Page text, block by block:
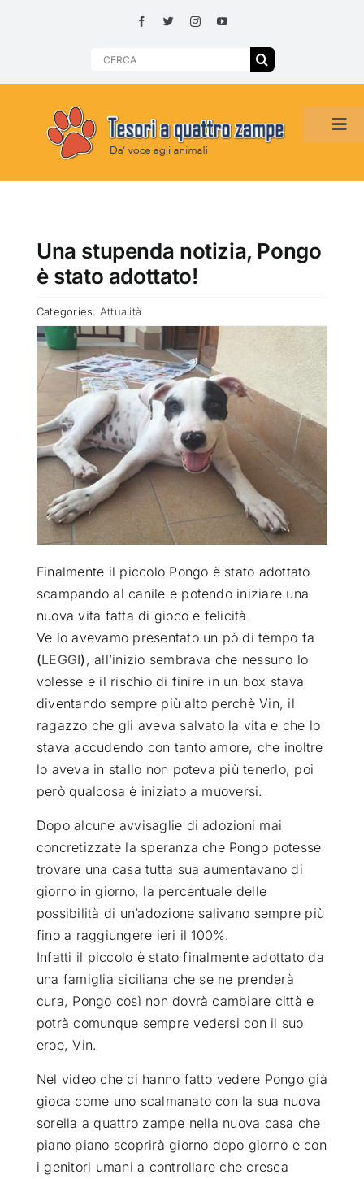
Search
HOME
ADOTTATI O RITROVATI
ATTUALITÀ
VIDEO
CHI SIAMO
SEMPRE CON ME
Una stupenda notizia, Pongo
è stato adottato!
Categories: Attualità
Finalmente il piccolo Pongo è stato adottato
scampando al canile e potendo iniziare una
nuova vita fatta di gioco e felicità.
Ve lo avevamo presentato un pò di tempo fa
(LEGGI), all’inizio sembrava che nessuno lo
volesse e il rischio di finire in un box stava
diventando sempre più alto perchè Vin, il
ragazzo che gli aveva salvato la vita e che lo
stava accudendo con tanto amore, che inoltre
lo aveva in stallo non poteva più tenerlo, poi
però qualcosa è iniziato a muoversi.
Dopo alcune avvisaglie di adozioni mai
concretizzate la speranza che Pongo potesse
trovare una casa tutta sua aumentavano di
giorno in giorno, la percentuale delle
possibilità di un’adozione salivano sempre più
fino a raggiungere ieri il 100%.
Infatti il piccolo è stato finalmente adottato da
una famiglia siciliana che se ne prenderà
cura, Pongo così non dovrà cambiare città e
potrà comunque sempre vedersi con il suo
eroe, Vin.
Nel video che ci hanno fatto vedere Pongo già
gioca come uno scalmanato con la sua nuova
sorella a quattro zampe nella nuova casa che
piano piano scoprirà giorno dopo giorno e con
i genitori umani a controllare che cresca